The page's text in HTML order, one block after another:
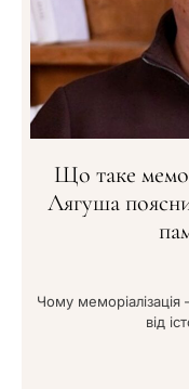
Що таке
Лягуша
Чому
від